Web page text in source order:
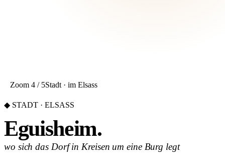
Zoom 4 / 5Stadt · im Elsass
◆ STADT · ELSASS
Eguisheim.
wo sich das Dorf in Kreisen um eine Burg legt